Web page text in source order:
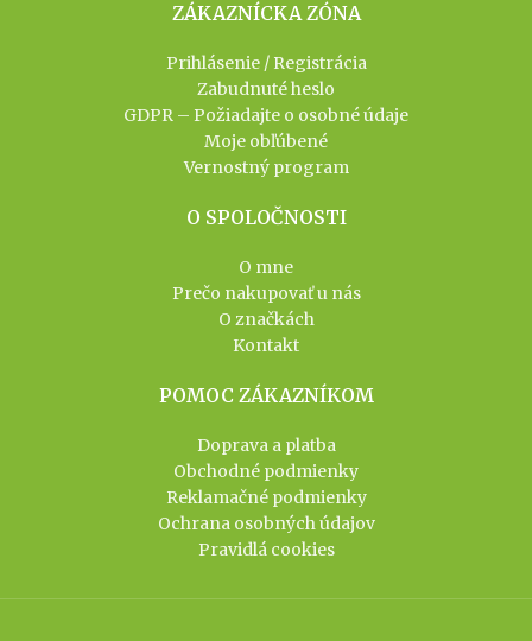
ZÁKAZNÍCKA ZÓNA
Prihlásenie / Registrácia
Zabudnuté heslo
GDPR – Požiadajte o osobné údaje
Moje obľúbené
Vernostný program
O SPOLOČNOSTI
O mne
Prečo nakupovať u nás
O značkách
Kontakt
POMOC ZÁKAZNÍKOM
Doprava a platba
Obchodné podmienky
Reklamačné podmienky
Ochrana osobných údajov
Pravidlá cookies